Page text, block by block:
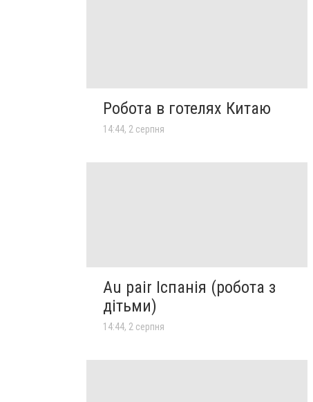
Робота в готелях Китаю
14:44, 2 серпня
Au pair Іспанія (робота з
дітьми)
14:44, 2 серпня